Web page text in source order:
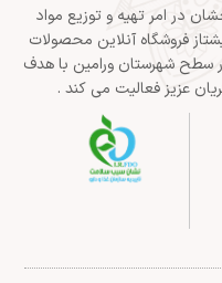
در امر تهیه و توزیع مواد
فروشگاه آنلاین محصولات
سطح شهرستان ورامین با هدف
عزیز فعالیت می کند .